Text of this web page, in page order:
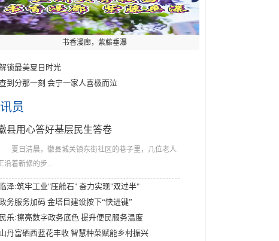
书香漫廊，紫藤垂瀑
锁最美夏日时光
到分那一刻 会宁一家人喜极而泣
员
县用心答好基层民生答卷
夏日清晨，徽县城关镇东街社区的巷子里，几位老人
沿着新修的步...
临泽:筑牢工业"压舱石" 奋力实现"双过半"
务服务加码 金塔目建设按下“快进键”
民乐:擦亮数字政务底色 提升便民服务温度
山丹富硒西蓝花丰收 智慧种菜赋能乡村振兴